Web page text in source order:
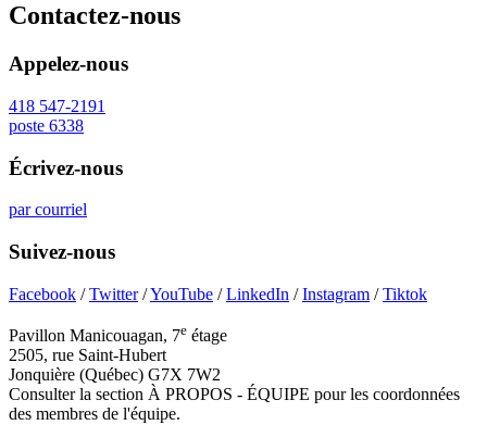
Contactez-nous
Appelez-nous
418 547-2191
poste 6338
Écrivez-nous
par courriel
Suivez-nous
Facebook /Twitter/YouTube /LinkedIn /Instagram /Tiktok
Pavillon Manicouagan, 7e étage
2505, rue Saint-Hubert
Jonquière (Québec) G7X 7W2
Consulter la section À PROPOS - ÉQUIPE pour les coordonnées
des membres de l'équipe.